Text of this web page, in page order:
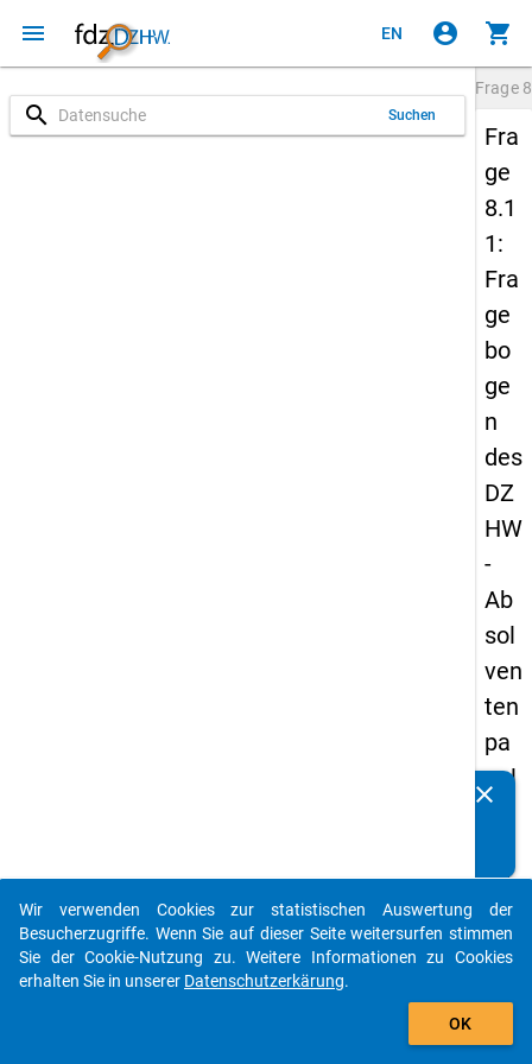
menu EN account_circle shopping_cart
search Suchen
Frage
Fra
ge
8.1
1:
Fra
ge
bo
ge
n
des
DZ
HW
-
Ab
sol
ven
ten
pa
nel
05
-
zw
clear
auto_stories
add_shopping_cart
Wir verwenden Cookies zur statistischen Auswertung der
Besucherzugriffe. Wenn Sie auf dieser Seite weitersurfen stimmen
Sie der Cookie-Nutzung zu. Weitere Informationen zu Cookies
erhalten Sie in unserer Datenschutzerkärung.
OK